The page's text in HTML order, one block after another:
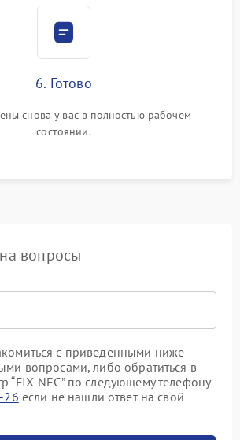
6. Готово
снова у вас в полностью рабочем
состоянии.
вопросы
с приведенными ниже
вопросами, либо обратиться в
“FIX-NEC” по следующему телефону
26 если не нашли ответ на свой